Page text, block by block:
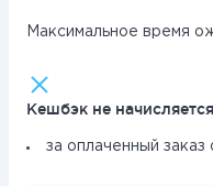
Максимальное время
Кешбэк не начисляется
за оплаченный заказ